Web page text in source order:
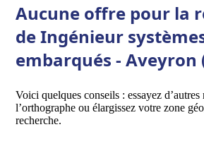
Aucune offre pour la
de Ingénieur
embarqués - Aveyron
Voici quelques conseils : essayez
l’orthographe ou élargissez votre zone
recherche.